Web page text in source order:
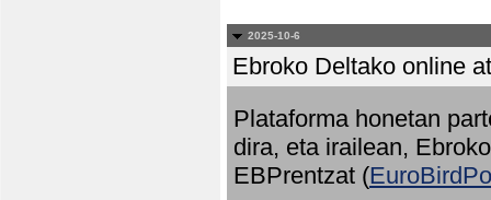
2025-10-6
Ebroko Deltako online
Plataforma honetan
dira, eta irailean,
EBPrentzat (